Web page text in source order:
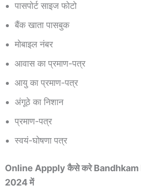
पासपोर्ट साइज फोटो
बैंक खाता पासबुक
मोबाइल नंबर
आवास का प्रमाण-पत्र
आयु का प्रमाण-पत्र
अंगूठे का निशान
प्रमाण-पत्र
स्वयं-घोषणा पत्र
Online Appply कैसे करे Bandhkam
2024 में